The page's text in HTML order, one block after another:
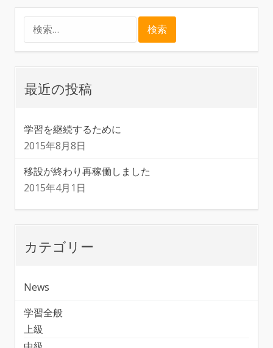
最近の投稿
学習を継続するために
2015年8月8日
移設が終わり再稼働しました
2015年4月1日
カテゴリー
News
学習全般
上級